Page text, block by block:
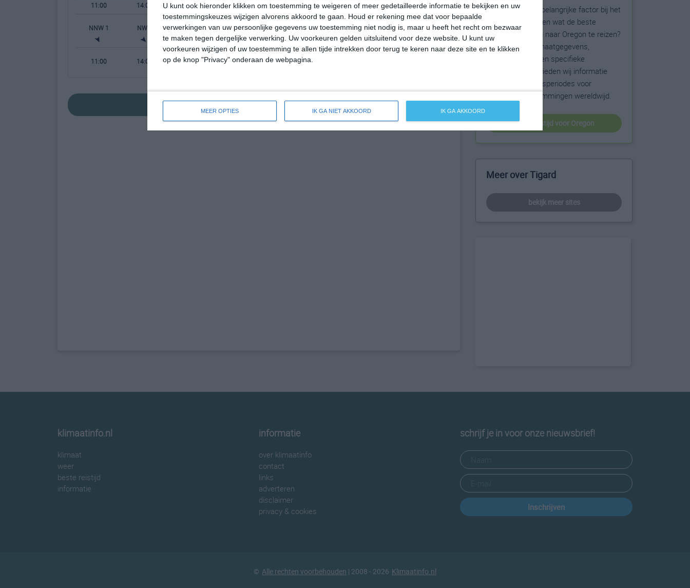
U kunt ook hieronder klikken om toestemming te weigeren of meer gedetailleerde informatie te bekijken en uw
toestemmingskeuzes wijzigen alvorens akkoord te gaan.
Houd er rekening mee dat voor bepaalde
verwerkingen van uw persoonlijke gegevens uw toestemming niet nodig is, maar u heeft het recht om bezwaar
te maken tegen dergelijke verwerking. Uw voorkeuren gelden uitsluitend voor deze website. U kunt uw
voorkeuren wijzigen of uw toestemming te allen tijde intrekken door terug te keren naar deze site en te klikken
op de knop "Privacy" onderaan de webpagina.
MEER OPTIES IK GA NIET AKKOORD IK GA AKKOORD
11:00 14:00 17:00 20:00 23:00 02:00 05:00 08:00
NNW 1 NW 1 NNW 1 N 1 NNW 1 ZZO 0 OZO 0 O 0
11:00 14:00 17:00 20:00 23:00
bekijk de uitgebreide weersverwachting voor Tigard
Het weer is een belangrijke factor bij het
reizen. Wil je weten wat de beste
maanden zijn om naar Oregon te reizen?
Op basis van klimaatgegevens,
weersextremen en specifieke
weerinformatie bieden wij informatie
over de beste reisperiodes voor
duizenden bestemmingen wereldwijd.
beste reistijd voor Oregon
Meer over Tigard
bekijk meer sites
klimaatinfo.nl
klimaat
weer
beste reistijd
informatie
informatie
over klimaatinfo
contact
links
adverteren
disclaimer
privacy & cookies
schrijf je in voor onze nieuwsbrief!
Inschrijven
© Alle rechten voorbehouden | 2008 - 2026 Klimaatinfo.nl